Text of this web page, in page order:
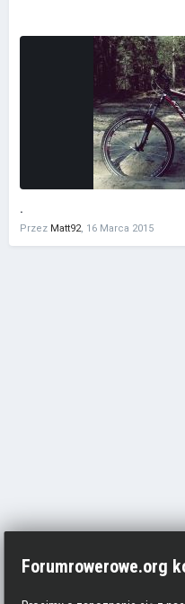
.
Przez Matt92 16 Marca 2015
Forumrowerowe.org